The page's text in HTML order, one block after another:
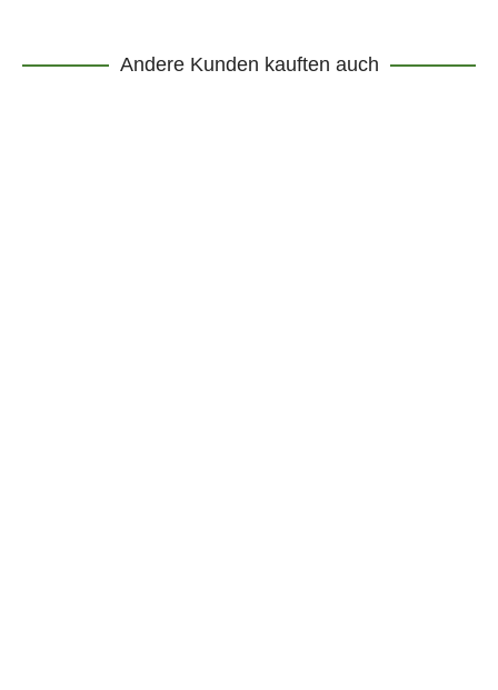
Andere Kunden kauften auch